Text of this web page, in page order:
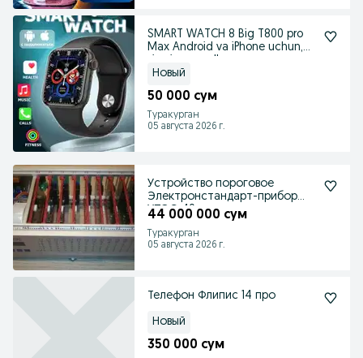
SMART WATCH 8 Big T800 pro
Max Android va iPhone uchun,
Новый
50 000 сум
Туракурган
05 августа 2026 г.
Устройство пороговое
Электронстандарт-прибор
УПЭС-40.
44 000 000 сум
Туракурган
05 августа 2026 г.
Телефон Флипис 14 про
Новый
350 000 сум